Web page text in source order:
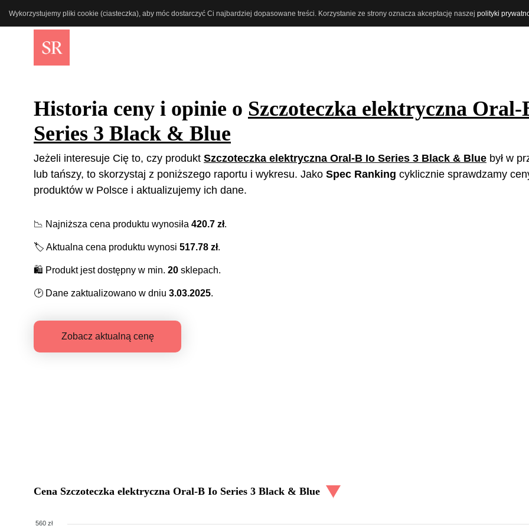
Wykorzystujemy pliki cookie (ciasteczka), aby móc dostarczyć Ci najbardziej dopasowane treści. Korzystanie ze strony oznacza akceptację naszej polityki
Historia ceny i opinie o Szczoteczka elektryczna Oral-
Series 3 Black & Blue
Jeżeli interesuje Cię to, czy produkt Szczoteczka elektryczna Oral-B Io Series 3 Black & Blue był w
lub tańszy, to skorzystaj z poniższego raportu i wykresu. Jako Spec Ranking cyklicznie sprawdzamy
produktów w Polsce i aktualizujemy ich dane.
📉 Najniższa cena produktu wynosiła 420.7 zł.
🏷️ Aktualna cena produktu wynosi 517.78 zł.
🛍️ Produkt jest dostępny w min. 20 sklepach.
🕑 Dane zaktualizowano w dniu 3.03.2025.
Zobacz aktualną cenę
Cena Szczoteczka elektryczna Oral-B Io Series 3 Black & Blue
560 zł